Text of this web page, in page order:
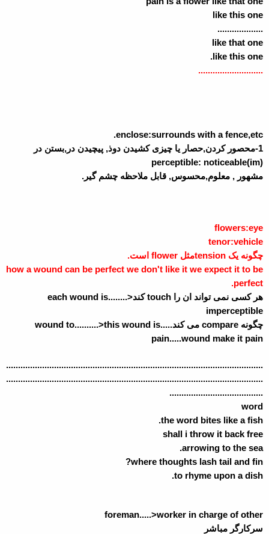
like this one
...................
like that one
like this one.
...........................
enclose:surrounds with a fence,etc.
1-محصور کردن,حصار یا چیزی کشیدن دوذ, پیچیدن در,بستن در
(im)perceptible: noticeable
مشهور , معلوم,محسوس, قابل ملاحظه چشم گیر.
flowers:eye
tenor:vehicle
چگونه یک tensionمثل flower است.
how a wound can be perfect we don't like it we expect it to be
perfect.
هر کسی نمی تواند ان را touch کند<........each wound is
imperceptible
چگونه compare می کند..... wound to..........>this wound is
pain.....wound make it pain
...........................................................................................................
...........................................................................................................
.......................................
word
the word bites like a fish.
shall i throw it back free
arrowing to the sea.
where thoughts lash tail and fin?
to rhyme upon a dish.
foreman.....>worker in charge of other
سرکارگر مباشر